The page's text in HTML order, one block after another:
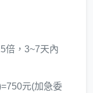
倍，3~7天內
元(加急委